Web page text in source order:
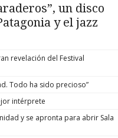
un disco
y el jazz
revelación del Festival
Todo ha sido precioso”
intérprete
y se apronta para abrir Sala